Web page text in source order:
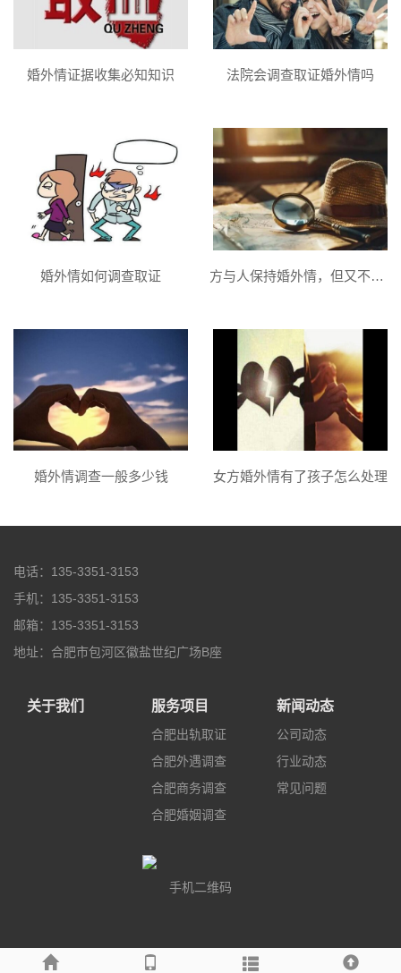
婚外情证据收集必知知识 法院会调查取证婚外情吗
婚外情如何调查取证 方与人保持婚外情，但又不同意与另一方离婚怎么办-
婚外情调查一般多少钱 女方婚外情有了孩子怎么处理
电话：135-3351-3153
手机：135-3351-3153
邮箱：135-3351-3153
地址：合肥市包河区徽盐世纪广场B座
关于我们 服务项目
合肥出轨取证
合肥外遇调查
合肥商务调查
合肥婚姻调查
新闻动态
公司动态
行业动态
常见问题
手机二维码